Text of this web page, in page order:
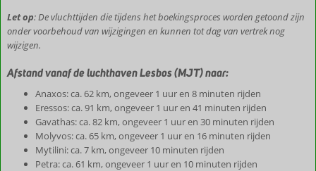
Let op: De vluchttijden die tijdens het boekingsproces worden getoond zijn
onder voorbehoud van wijzigingen en kunnen tot dag van vertrek nog
wijzigen.
Afstand vanaf de luchthaven Lesbos (MJT) naar:
Anaxos: ca. 62 km, ongeveer 1 uur en 8 minuten rijden
Eressos: ca. 91 km, ongeveer 1 uur en 41 minuten rijden
Gavathas: ca. 82 km, ongeveer 1 uur en 30 minuten rijden
Molyvos: ca. 65 km, ongeveer 1 uur en 16 minuten rijden
Mytilini: ca. 7 km, ongeveer 10 minuten rijden
Petra: ca. 61 km, ongeveer 1 uur en 10 minuten rijden